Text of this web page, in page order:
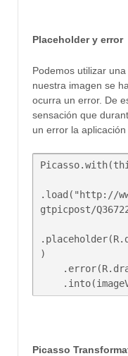
Placeholder y error
Podemos utilizar
nuestra imagen se
ocurra un error. De
sensación que
un error la
.load("http://
gtpicpost/
)
Picasso